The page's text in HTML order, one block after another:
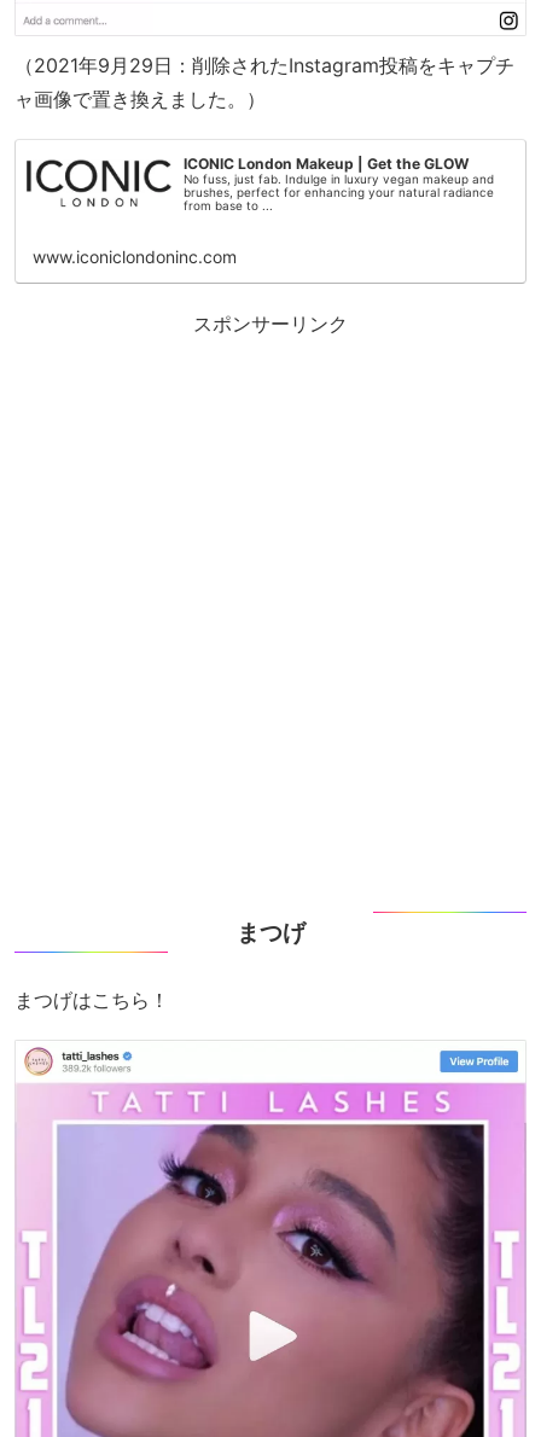
（2021年9月29日：削除されたInstagram投稿をキャプチ
ャ画像で置き換えました。）
ICONIC London Makeup | Get the GLOW
No fuss, just fab. Indulge in luxury vegan makeup and
brushes, perfect for enhancing your natural radiance
from base to ...
www.iconiclondoninc.com
スポンサーリンク
まつげ
まつげはこちら！